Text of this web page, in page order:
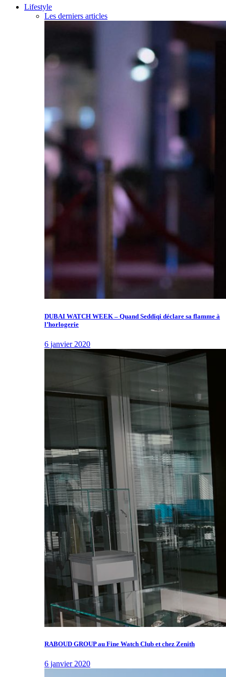
Lifestyle
Les derniers articles
DUBAI WATCH WEEK – Quand Seddiqi déclare sa flamme à
l’horlogerie
6 janvier 2020
RABOUD GROUP au Fine Watch Club et chez Zenith
6 janvier 2020